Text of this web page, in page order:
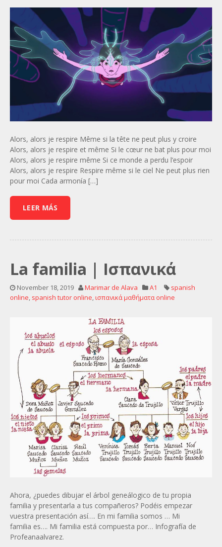
Alors, alors je respire Même si la tête ne peut plus y croire
Alors, alors je respire et même Si le cœur ne bat plus pour moi
Alors, alors je respire même Si ce monde a perdu l’espoir
Alors, alors je respire Respire même si le ciel Ne peut plus rien
pour moi Cada armonía […]
LEER MÁS
La familia | Ισπανικά
November 18, 2019 Marimar de Alava A1
spanish
online, spanish tutor online,ισπανικά μαθήματα online
Ahora, ¿puedes dibujar el árbol geneálogico de tu propia
familia y presentarla a tus compañeros? Podéis empezar
vuestra presentación así…. En mi familia somos … Mi
familia es…. Mi familia está compuesta por… Infografía de
Profeanaalvarez.